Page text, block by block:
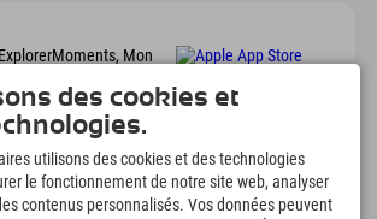
Mon
choses à faire, aperçu
plus encore.
!
d'exploration
des cookies et
utilisons des cookies et des technologies
le fonctionnement de notre site web, analyser
contenus personnalisés. Vos données peuvent